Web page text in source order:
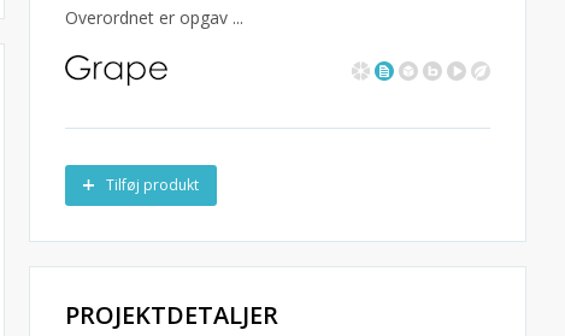
Overordnet er opgav ...
Tilføj produkt
PROJEKTDETALJER